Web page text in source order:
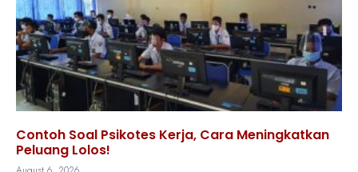
Contoh Soal Psikotes Kerja, Cara Meningkatkan
Peluang Lolos!